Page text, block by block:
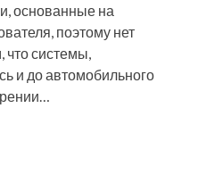
основанные на
поэтому нет
что системы,
и до автомобильного